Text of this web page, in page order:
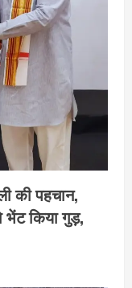
की पहचान,
भेंट किया गुड़,